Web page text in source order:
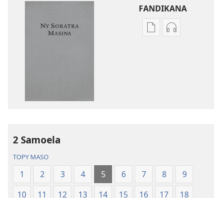
FANDIKANA
Fandikana
2021)
Fandikana
2021)
2 Samoela
TOPY MASO
1 2 3 4 5 6 7 8
9
10
11 12 13 14 15 16 17
18